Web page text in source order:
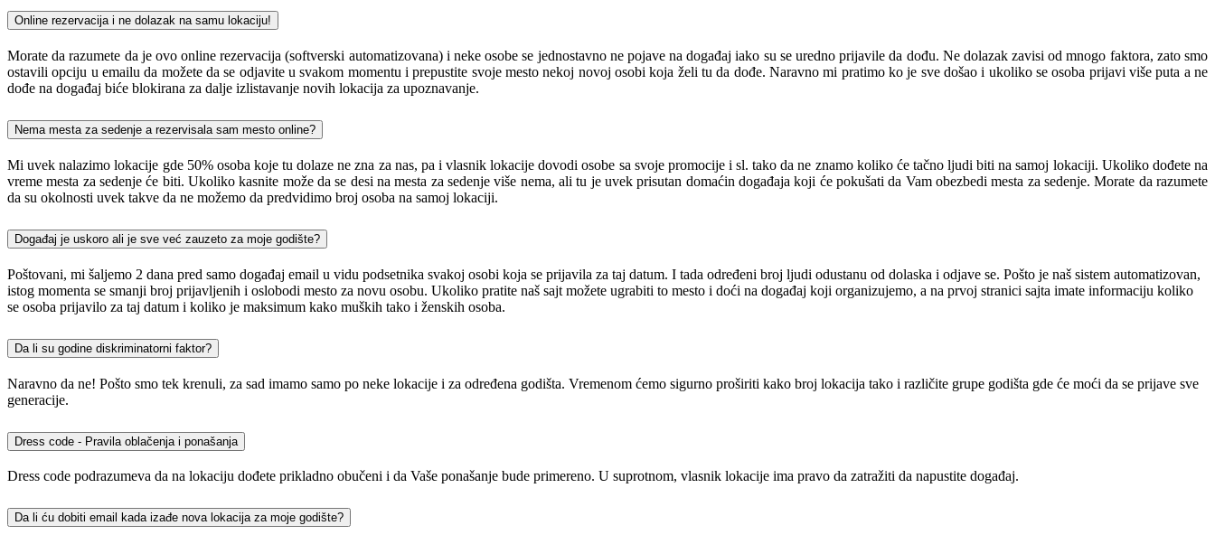
Online rezervacija i ne dolazak na samu lokaciju!
Morate da razumete da je ovo online rezervacija (softverski automatizovana) i neke osobe se jednostavno ne pojave na događaj iako su se uredno prijavile da dođu. Ne dolazak zavisi od mnogo faktora, zato smo
ostavili opciju u emailu da možete da se odjavite u svakom momentu i prepustite svoje mesto nekoj novoj osobi koja želi tu da dođe. Naravno mi pratimo ko je sve došao i ukoliko se osoba prijavi više puta a ne
dođe na događaj biće blokirana za dalje izlistavanje novih lokacija za upoznavanje.
Nema mesta za sedenje a rezervisala sam mesto online?
Mi uvek nalazimo lokacije gde 50% osoba koje tu dolaze ne zna za nas, pa i vlasnik lokacije dovodi osobe sa svoje promocije i sl. tako da ne znamo koliko će tačno ljudi biti na samoj lokaciji. Ukoliko dođete na
vreme mesta za sedenje će biti. Ukoliko kasnite može da se desi na mesta za sedenje više nema, ali tu je uvek prisutan domaćin događaja koji će pokušati da Vam obezbedi mesta za sedenje. Morate da razumete
da su okolnosti uvek takve da ne možemo da predvidimo broj osoba na samoj lokaciji.
Događaj je uskoro ali je sve već zauzeto za moje godište?
Poštovani, mi šaljemo 2 dana pred samo događaj email u vidu podsetnika svakoj osobi koja se prijavila za taj datum. I tada određeni broj ljudi odustanu od dolaska i odjave se. Pošto je naš sistem automatizovan,
istog momenta se smanji broj prijavljenih i oslobodi mesto za novu osobu. Ukoliko pratite naš sajt možete ugrabiti to mesto i doći na događaj koji organizujemo, a na prvoj stranici sajta imate informaciju koliko
se osoba prijavilo za taj datum i koliko je maksimum kako muških tako i ženskih osoba.
Da li su godine diskriminatorni faktor?
Naravno da ne! Pošto smo tek krenuli, za sad imamo samo po neke lokacije i za određena godišta. Vremenom ćemo sigurno proširiti kako broj lokacija tako i različite grupe godišta gde će moći da se prijave sve
generacije.
Dress code - Pravila oblačenja i ponašanja
Dress code podrazumeva da na lokaciju dođete prikladno obučeni i da Vaše ponašanje bude primereno. U suprotnom, vlasnik lokacije ima pravo da zatražiti da napustite događaj.
Da li ću dobiti email kada izađe nova lokacija za moje godište?